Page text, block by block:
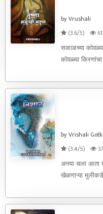
by Vrushali
(3.6/5)
सकाळच्या
कोवळ्या
by Vrishali
(3.4/5)
अनया चला आता
खेळणाऱ्या